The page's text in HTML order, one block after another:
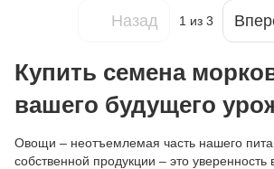
Назад 1 из 3
Купить семена
вашего будущего
Овощи – неотъемлемая часть нашего
собственной продукции – это уверенность